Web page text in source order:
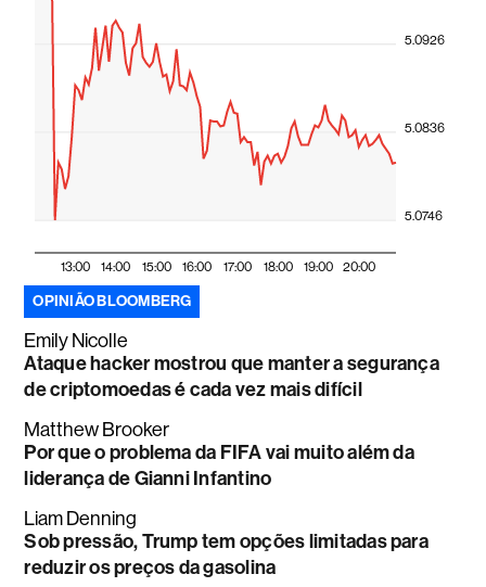
13:00 14:00 15:00 16:00 17:00 18:00 19:00 20:00
5.0746
5.0836
5.0926
OPINIÃO BLOOMBERG
Emily Nicolle
Ataque hacker mostrou que manter a segurança
de criptomoedas é cada vez mais difícil
Matthew Brooker
Por que o problema da FIFA vai muito além da
liderança de Gianni Infantino
Liam Denning
Sob pressão, Trump tem opções limitadas para
reduzir os preços da gasolina